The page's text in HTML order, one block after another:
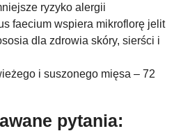
ryzyko alergii
faecium wspiera mikroflorę jelit
dla zdrowia skóry, sierści i
i suszonego mięsa – 72
pytania: